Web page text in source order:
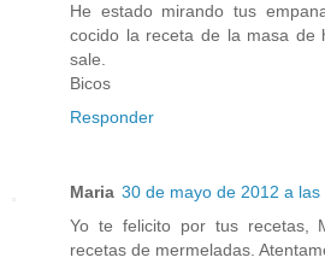
He estado mirando tus
cocido la receta de la masa de
sale.
Bicos
Responder
Maria 30 de mayo de 2012 a las
Yo te felicito por tus recetas,
recetas de mermeladas.